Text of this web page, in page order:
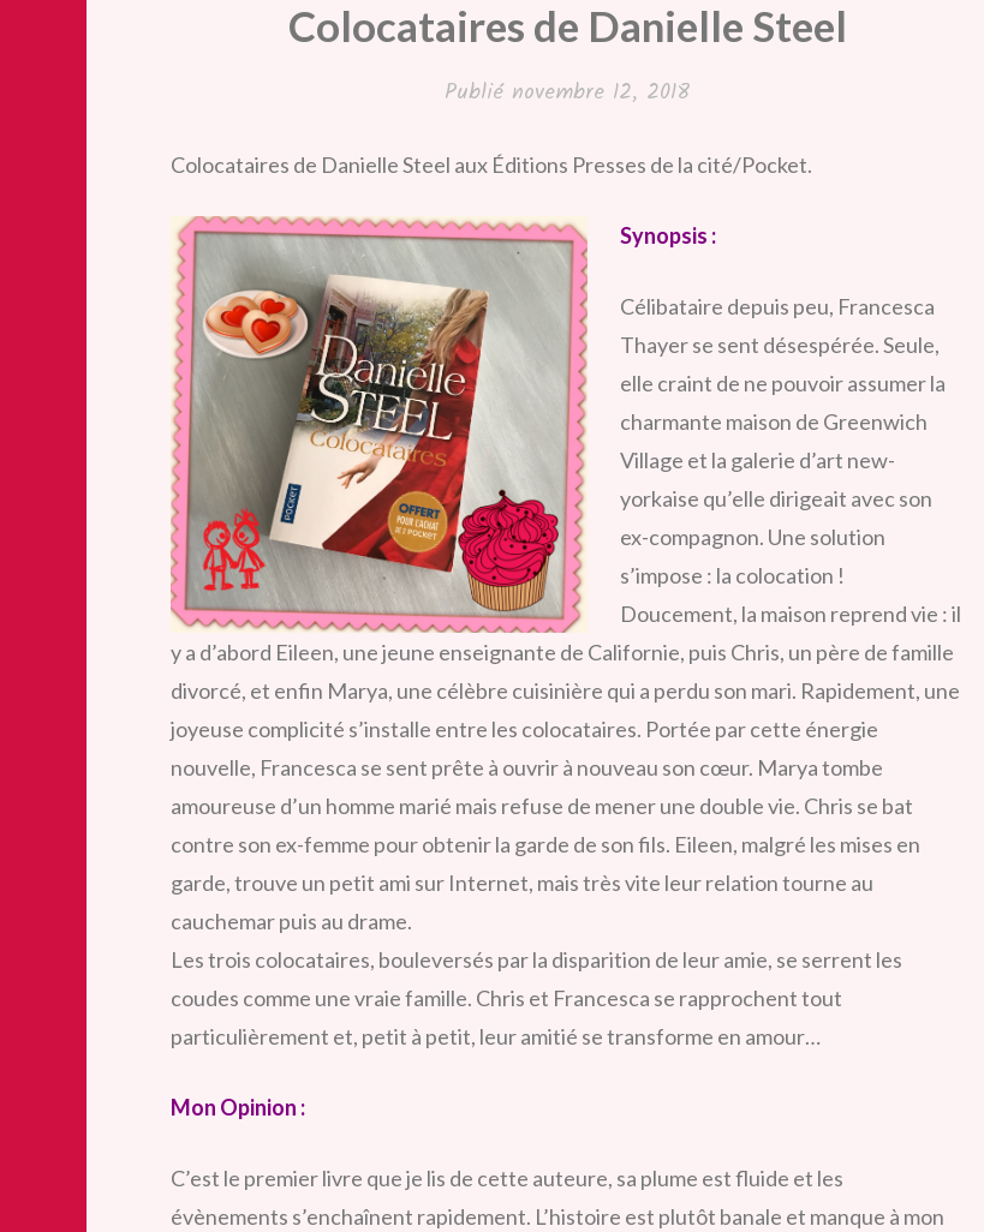
Colocataires de Danielle Steel
Publié novembre 12, 2018
Colocataires de Danielle Steel aux Éditions Presses de la cité/Pocket.
Synopsis :
Célibataire depuis peu, Francesca
Thayer se sent désespérée. Seule,
elle craint de ne pouvoir assumer la
charmante maison de Greenwich
Village et la galerie d’art new-
yorkaise qu’elle dirigeait avec son
ex-compagnon. Une solution
s’impose : la colocation !
Doucement, la maison reprend vie : il
y a d’abord Eileen, une jeune enseignante de Californie, puis Chris, un père de famille
divorcé, et enfin Marya, une célèbre cuisinière qui a perdu son mari. Rapidement, une
joyeuse complicité s’installe entre les colocataires. Portée par cette énergie
nouvelle, Francesca se sent prête à ouvrir à nouveau son cœur. Marya tombe
amoureuse d’un homme marié mais refuse de mener une double vie. Chris se bat
contre son ex-femme pour obtenir la garde de son fils. Eileen, malgré les mises en
garde, trouve un petit ami sur Internet, mais très vite leur relation tourne au
cauchemar puis au drame.
Les trois colocataires, bouleversés par la disparition de leur amie, se serrent les
coudes comme une vraie famille. Chris et Francesca se rapprochent tout
particulièrement et, petit à petit, leur amitié se transforme en amour…
Mon Opinion :
C’est le premier livre que je lis de cette auteure, sa plume est fluide et les
évènements s’enchaînent rapidement. L’histoire est plutôt banale et manque à mon